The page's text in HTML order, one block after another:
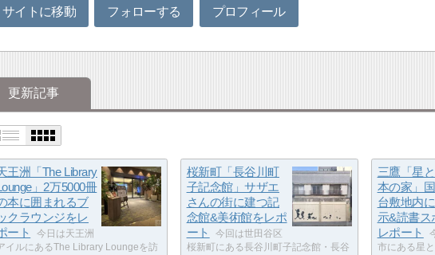
サイトに移動 フォローする プロフィール
更新記事
王洲「The Library
」2万5000冊
本に囲まれるブ
クラウンジをレ
ート
今日は天王洲
イルにあるThe Library Loungeを訪
桜新町「長谷川町
子記念館」サザエ
さんの街に建つ記
念館&美術館をレポ
ート
今回は世田谷区
桜新町にある長谷川町子記念館・長谷
三鷹「星
本の家」
台敷地内
示&読書ス
レポート
市にある星